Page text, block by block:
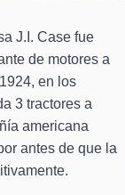
J.I. Case fue
de motores a
en los
3 tractores a
americana
antes de que la